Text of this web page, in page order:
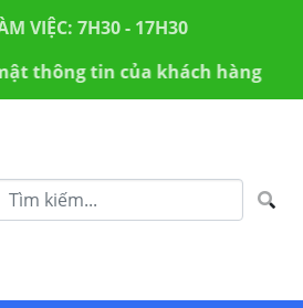
VIỆC: 7H30 - 17H30
tin của khách hàng
Giới